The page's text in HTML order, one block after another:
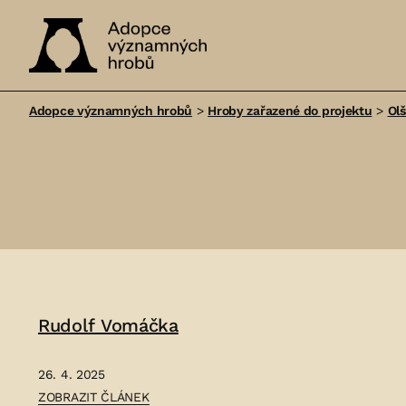
významných
Adopce významných hrobů > Hroby zařazené do projektu >
Rudolf Vomáčka
26. 4. 2025
ČLÁNEK:
ZOBRAZIT ČLÁNEK